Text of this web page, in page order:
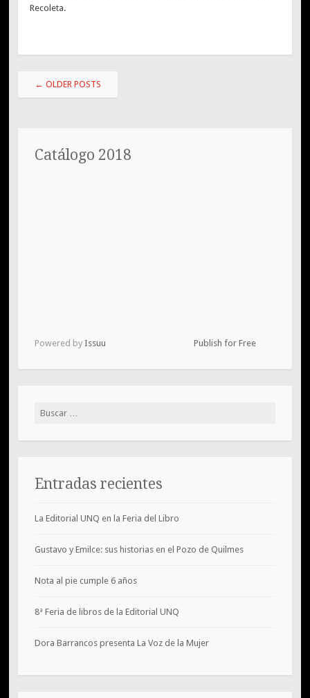
Recoleta.
Post
navigation
← OLDER POSTS
Catálogo 2018
Powered by Issuu Publish for Free
Buscar:
Entradas recientes
La Editorial UNQ en la Feria del Libro
Gustavo y Emilce: sus historias en el Pozo de Quilmes
Nota al pie cumple 6 años
8ª Feria de libros de la Editorial UNQ
Dora Barrancos presenta La Voz de la Mujer